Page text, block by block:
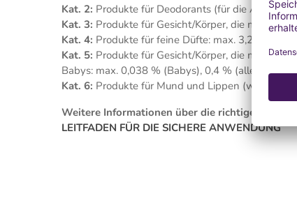
Kat. 2: Produkte für Deodorants (für die
Kat. 3: Produkte für Gesicht/Körper, die mit den
Kat. 4: Produkte für feine Düfte: max. 3,20 %
Kat. 5: Produkte für Gesicht/Körper, die mit den
Babys: max. 0,038 % (Babys), 0,4 % (alle
Kat. 6: Produkte für Mund und Lippen (wie
Weitere Informationen über die richtige
LEITFADEN FÜR DIE SICHERE ANWENDUNG